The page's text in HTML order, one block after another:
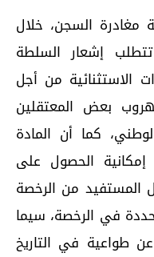
مغادرة السجن، خلال
إشعار السلطة
الاستثنائية من أجل
لهروب بعض المعتقلين
كما أن المادة
الحصول على
المستفيد من الرخصة
في الرخصة، سيما
طواعية في التاريخ